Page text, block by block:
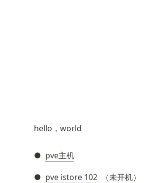
hello，world
● pve主机
● pve istore 102
  （未开机）